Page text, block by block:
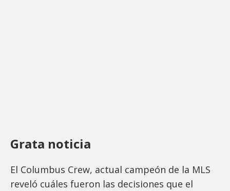
Grata noticia
El Columbus Crew, actual campeón de la MLS
reveló cuáles fueron las decisiones que el